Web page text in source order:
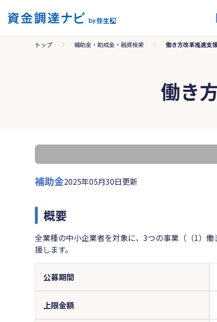
トップ 補助金・助成金・融資検索 働き方改革推進支
働き
補助金2025年05月30日更新
概要
全業種の中小企業者を対象に、3つの事業（（1）
援します。
公募期間
上限金額